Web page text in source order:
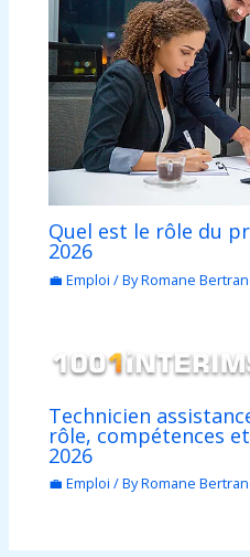
Quel est le rôle du
2026
💼 Emploi / ByRomane
Technicien
rôle, compétences
2026
💼 Emploi / ByRomane